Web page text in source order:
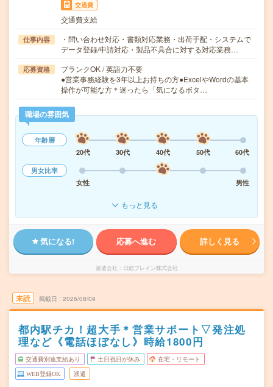
交通費
交通費支給
仕事内容
・問い合わせ対応・書類対応業務・出荷手配・システムで
データ登録/申請対応・製品不具合に対する対応業務…
応募資格
ブランクOK / 英語力不要
●営業事務経験を3年以上お持ちの方●ExcelやWordの基本
操作が可能な方＊迷ったら「気になるボタ…
職場の雰囲気
年齢層
20代
30代 40代 50代
60代
男女比率
女性
男性
もっと見る
気になる! 応募へ進む 詳しく見る
派遣会社 日総ブレイン株式会社
未読 掲載日 2026/08/09
都内駅チカ！超大手＊営業サポート▽発注処
理など《電話ほぼなし》時給1800円
交通費別途支給あり 土日祝日が休み 在宅・リモート
WEB登録OK 派遣